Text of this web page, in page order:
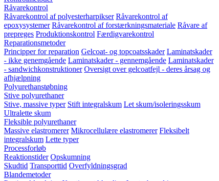
Råvarekontrol
Råvarekontrol af polyesterharpikser Råvarekontrol af
epoxysystemer Råvarekontrol af forstærkningsmateriale Råvare af
prepreges Produktionskontrol Færdigvarekontrol
Reparationsmetoder
Principper for reparation Gelcoat- og topcoatsskader Laminatskader
- ikke genemgående Laminatskader - gennemgående Laminatskader
- sandwichkonstruktioner Oversigt over gelcoatfejl - deres årsag og
afhjælpning
Polyurethanstøbning
Stive polyurethaner
Stive, massive typer Stift integralskum Let skum/isoleringsskum
Ultralette skum
Fleksible polyurethaner
Massive elastromerer Mikrocellulære elastromerer Fleksibelt
integralskum Lette typer
Processforløb
Reaktionstider Opskumning
Skudtid Transporttid Overfyldningsgrad
Blandemetoder